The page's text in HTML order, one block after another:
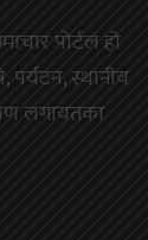
पोर्टल हो
पर्यटन, स्थानीय
लगायतका